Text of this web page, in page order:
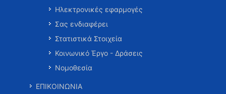
Ηλεκτρονικές εφαρμογές
Σας ενδιαφέρει
Στατιστικά Στοιχεία
Κοινωνικό Έργο - Δράσεις
Νομοθεσία
ΕΠΙΚΟΙΝΩΝΙΑ